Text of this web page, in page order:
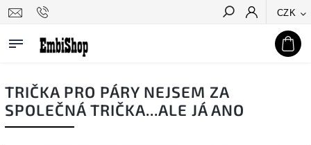
CZK
Hledat
TRIČKA PRO PÁRY NEJSEM ZA
SPOLEČNÁ TRIČKA...ALE JÁ ANO